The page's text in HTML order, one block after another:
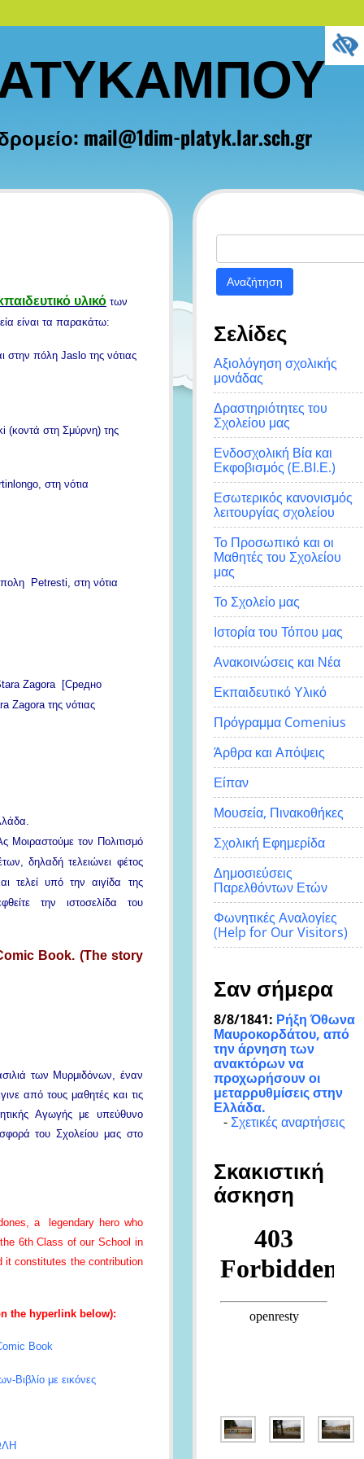
mail@1dim-platyk.lar.sch.gr
υλικό των
είναι τα παρακάτω:
πόλη Jaslo της νότιας
(κοντά στη Σμύρνη) της
στη νότια
Petresti, στη νότια
Zagora [Средно
Zagora της νότιας
Μοιραστούμε τον Πολιτισμό
δηλαδή τελειώνει φέτος
τελεί υπό την αιγίδα της
την ιστοσελίδα του
Book. (The story
των Μυρμιδόνων, έναν
από τους μαθητές και τις
Αγωγής με υπεύθυνο
του Σχολείου μας στο
a legendary hero who
6th Class of our School in
it constitutes the contribution
the hyperlink below):
Book
Βιβλίο με εικόνες
Αναζήτηση
Σελίδες
Αξιολόγηση σχολικής
μονάδας
Δραστηριότητες του
Σχολείου μας
Ενδοσχολική Βία και
Εκφοβισμός (Ε.ΒΙ.Ε.)
Εσωτερικός κανονισμός
λειτουργίας σχολείου
Το Προσωπικό και οι
Μαθητές του Σχολείου
μας
Το Σχολείο μας
Ιστορία του Τόπου μας
Ανακοινώσεις και Νέα
Εκπαιδευτικό Υλικό
Πρόγραμμα Comenius
Άρθρα και Απόψεις
Είπαν
Μουσεία, Πινακοθήκες
Σχολική Εφημερίδα
Δημοσιεύσεις
Παρελθόντων Ετών
Φωνητικές Αναλογίες
(Help for Our Visitors)
Σαν σήμερα
8/8/1841: Ρήξη Όθωνα 
Μαυροκορδάτου, από
την άρνηση των
ανακτόρων να
προχωρήσουν οι
μεταρρυθμίσεις στην
Ελλάδα.
-Σχετικές αναρτήσεις
Σκακιστική
άσκηση